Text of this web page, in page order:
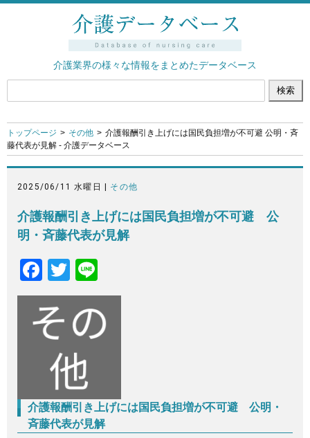
介護業界の様々な情報をまとめたデータベース
トップページ その他
介護報酬引き上げには国民負担増が不可避 公明・斉
藤代表が見解 - 介護データベース
2025/06/11 水曜日 | その他
介護報酬引き上げには国民負担増が不可避 公
明・斉藤代表が見解
F
a
c
e
b
o
k
T
wi
tt
er
n
e
介護報酬引き上げには国民負担増が不可避 公明・
斉藤代表が見解